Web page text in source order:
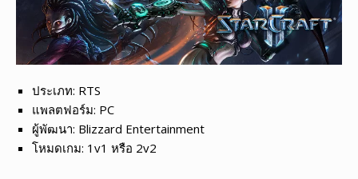
ประเภท: RTS
แพลตฟอร์ม: PC
ผู้พัฒนา: Blizzard Entertainment
โหมดเกม: 1v1 หรือ 2v2